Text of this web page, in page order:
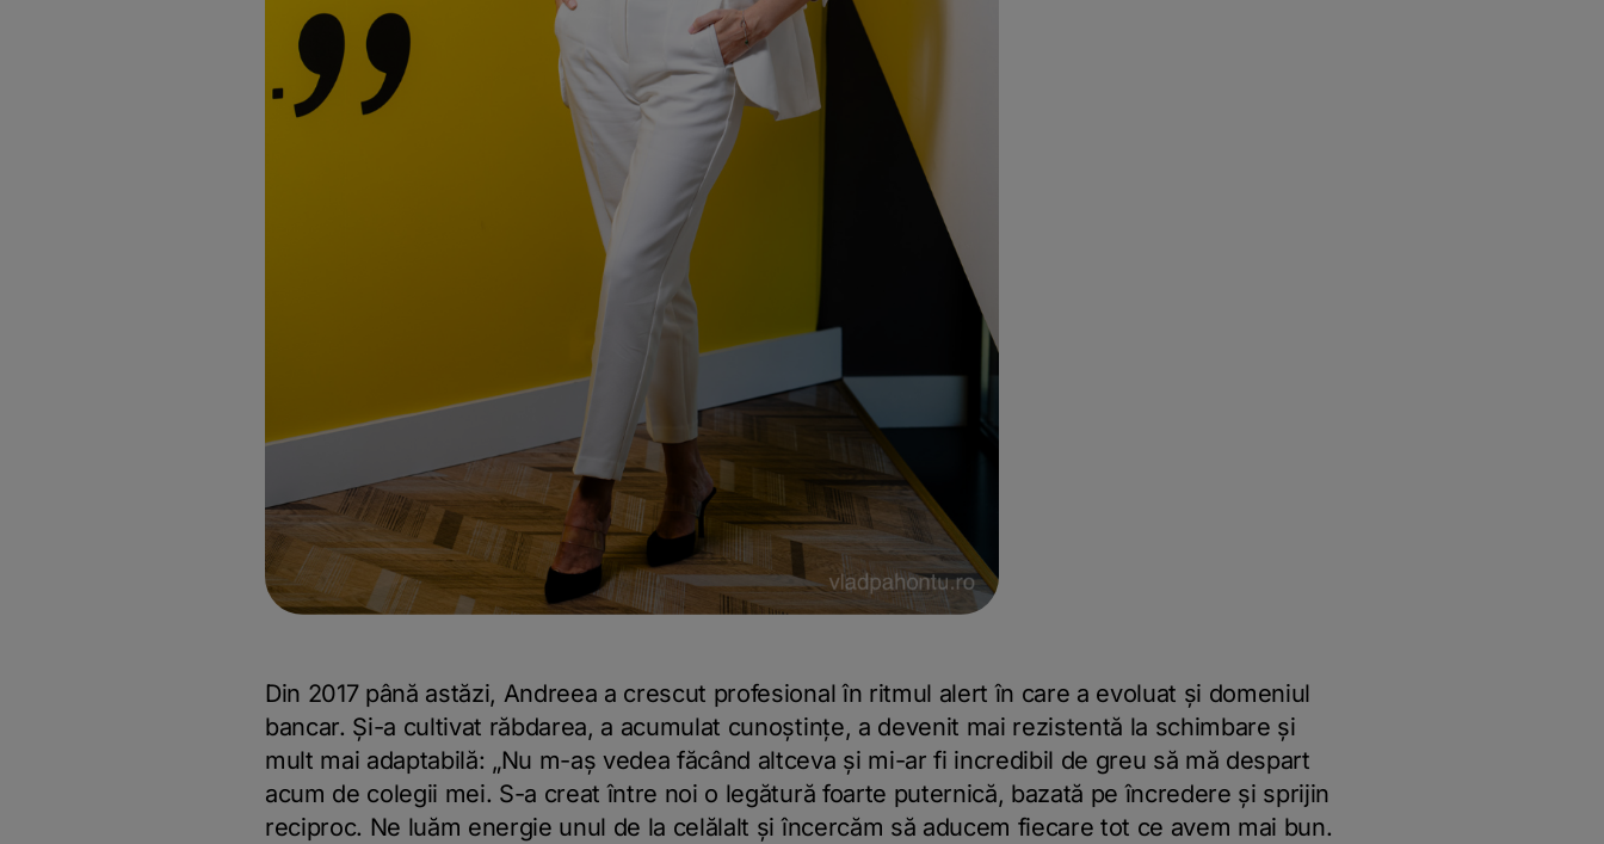
Din 2017 până astăzi, Andreea a crescut profesional în ritmul alert în care a evoluat și domeniul
bancar. Și-a cultivat răbdarea, a acumulat cunoștințe, a devenit mai rezistentă la schimbare și
mult mai adaptabilă: „Nu m-aș vedea făcând altceva și mi-ar fi incredibil de greu să mă despart
acum de colegii mei. S-a creat între noi o legătură foarte puternică, bazată pe încredere și sprijin
reciproc. Ne luăm energie unul de la celălalt și încercăm să aducem fiecare tot ce avem mai bun.